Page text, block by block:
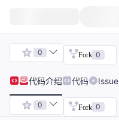
0 Fork 0
代码介绍 代码
0 Fork 0